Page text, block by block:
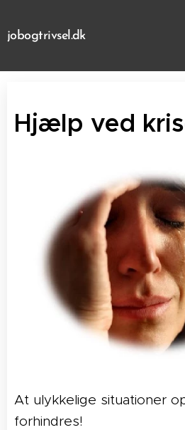
jobogtrivsel.dk
Hjælp ved
At ulykkelige situationer
forhindres!